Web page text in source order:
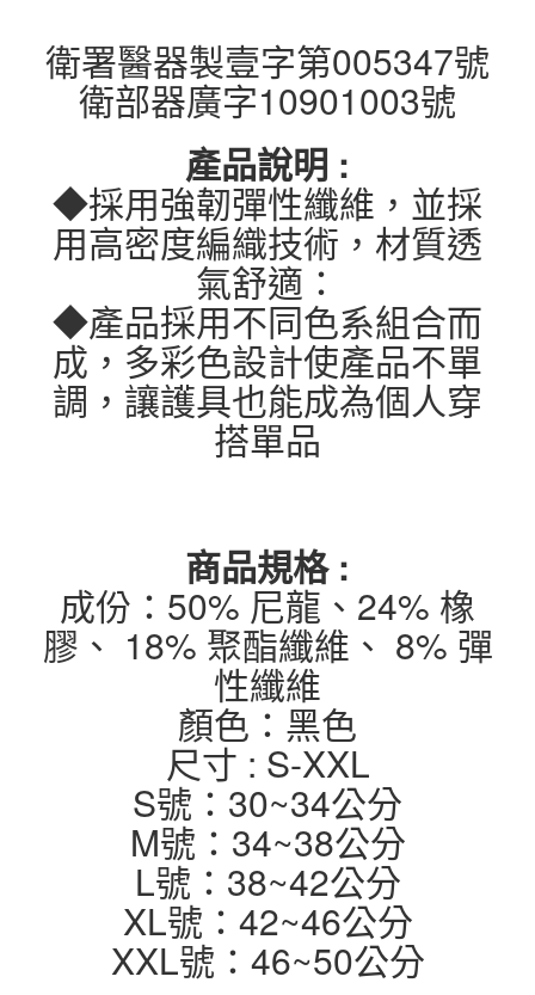
衛署醫器製壹字第005347號
衛部器廣字10901003號
產品說明 :
◆採用強韌彈性纖維，並採
用高密度編織技術，材質透
氣舒適：
◆產品採用不同色系組合而
成，多彩色設計使產品不單
調，讓護具也能成為個人穿
搭單品
商品規格 :
成份：50% 尼龍、24% 橡
膠、 18% 聚酯纖維、 8% 彈
性纖維
顏色：黑色
尺寸 : S-XXL
S號：30~34公分
M號：34~38公分
L號：38~42公分
XL號：42~46公分
XXL號：46~50公分